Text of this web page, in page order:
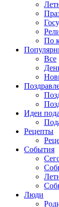
По
Все
Идеи
Рецепты
События
Люди